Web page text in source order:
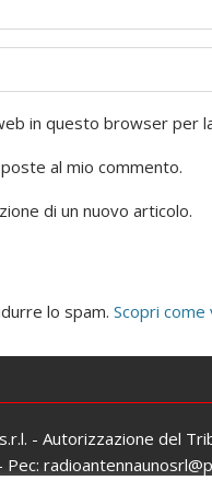
in questo browser per
al mio commento.
di un nuovo articolo.
lo spam. Scopri
- Autorizzazione del
Pec: